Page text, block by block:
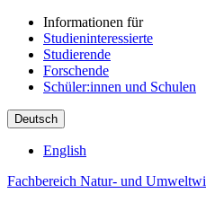
Informationen für
Studieninteressierte
Studierende
Forschende
Schüler:innen und Schulen
Deutsch
English
Fachbereich Natur- und